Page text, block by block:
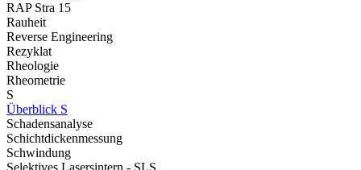
RAP Stra 15
Rauheit
Reverse Engineering
Rezyklat
Rheologie
Rheometrie
S
Überblick S
Schadensanalyse
Schichtdickenmessung
Schwindung
Selektives Lasersintern - SLS